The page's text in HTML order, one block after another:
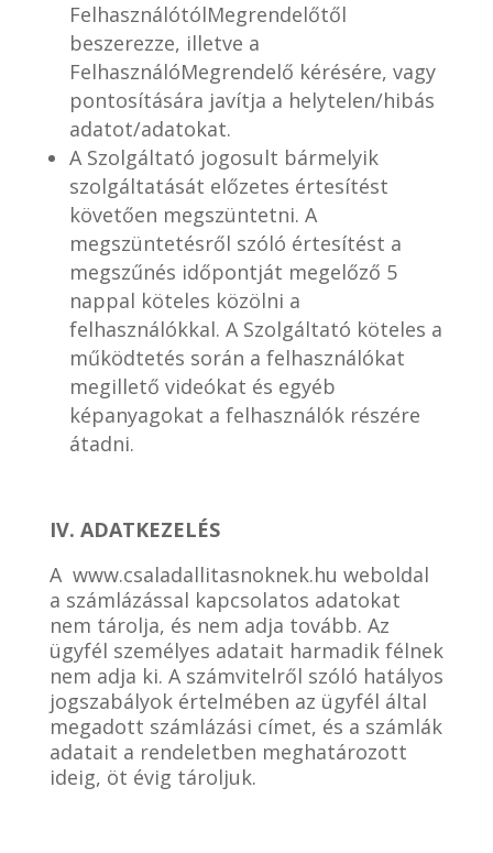
FelhasználótólMegrendelőtől
beszerezze, illetve a
FelhasználóMegrendelő kérésére, vagy
pontosítására javítja a helytelen/hibás
adatot/adatokat.
A Szolgáltató jogosult bármelyik
szolgáltatását előzetes értesítést
követően megszüntetni. A
megszüntetésről szóló értesítést a
megszűnés időpontját megelőző 5
nappal köteles közölni a
felhasználókkal. A Szolgáltató köteles a
működtetés során a felhasználókat
megillető videókat és egyéb
képanyagokat a felhasználók részére
átadni.
IV. ADATKEZELÉS
A www.csaladallitasnoknek.hu weboldal
a számlázással kapcsolatos adatokat
nem tárolja, és nem adja tovább. Az
ügyfél személyes adatait harmadik félnek
nem adja ki. A számvitelről szóló hatályos
jogszabályok értelmében az ügyfél által
megadott számlázási címet, és a számlák
adatait a rendeletben meghatározott
ideig, öt évig tároljuk.